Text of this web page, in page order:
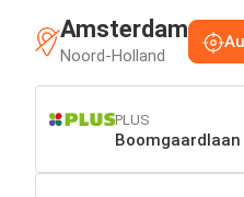
Amsterdam
Noord-Holland
PLUS